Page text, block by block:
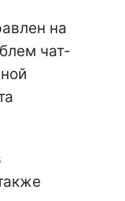
на
чат-